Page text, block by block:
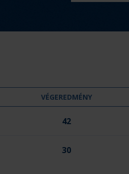
m
n
VÉGEREDMÉNY
42
30